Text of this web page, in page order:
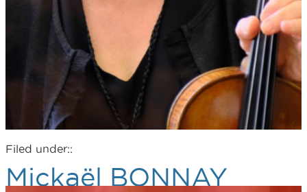
Filed under::
Mickaël BONNAY